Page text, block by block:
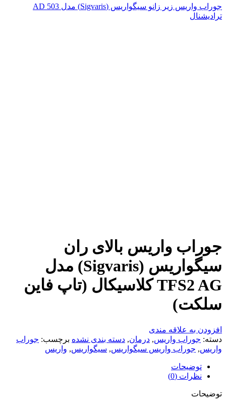
جوراب واریس زیر زانو سیگواریس (Sigvaris) مدل AD 503
ترادیشنال
جوراب واریس بالای ران
سیگواریس (Sigvaris) مدل
TFS2 AG کلاسیکال (تاپ فاین
سلکت)
افزودن به علاقه مندی
دسته: جوراب واریس, درمان, دسته بندی نشده برچسب: جوراب
واریس, جوراب واریس سیگواریس, سیگواریس, واریس
توضیحات
نظرات (0)
توضیحات